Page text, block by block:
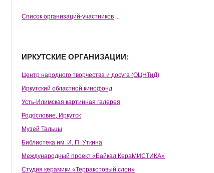
Cписок организаций-участников ...
ИРКУТСКИЕ ОРГАНИЗАЦИИ:
Центр народного творчества и досуга (ОЦНТиД)
Иркутский областной кинофонд
Усть-Илимская картинная галерея
Родословие, Иркутск
Музей Тальцы
Библиотека им. И. П. Уткина
Международный проект «Байкал КераМИСТИКА»
Студия керамики «Терракотовый слон»